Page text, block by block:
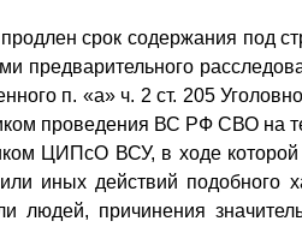
срок содержания под
предварительного
п. «а» ч. 2 ст. 205
проведения ВС РФ СВО на
ЦИПсО ВСУ, в ходе
иных действий подобного
людей, причинения